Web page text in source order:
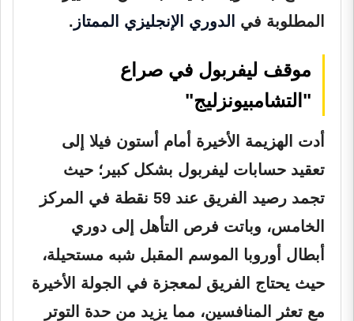
المطلوبة في
الدوري الإنجليزي الممتاز .
موقف ليفربول في صراع
"التشامبيونزليج"
أدت الهزيمة الأخيرة أمام أستون فيلا إلى
تعقيد حسابات ليفربول بشكل كبير؛ حيث
تجمد رصيد الفريق عند 59 نقطة في المركز
الخامس، وباتت فرص التأهل إلى دوري
أبطال أوروبا الموسم المقبل شبه مستحيلة،
حيث يحتاج الفريق لمعجزة في الجولة الأخيرة
مع تعثر المنافسين، مما يزيد من حدة التوتر